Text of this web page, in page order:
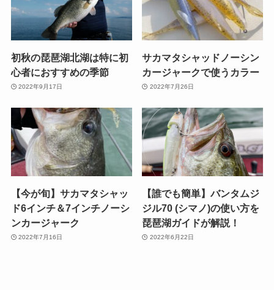
初秋の琵琶湖北湖は特に初
心者におすすめの季節
2022年9月17日
サカマタシャッドノーシン
カージャークで使うカラー
2022年7月26日
【今が旬】サカマタシャッ
ド6インチ＆7インチノーシ
ンカージャーク
2022年7月16日
【誰でも簡単】バンタムジ
ジル70 (シマノ)の使い方を
琵琶湖ガイドが解説！
2022年6月22日